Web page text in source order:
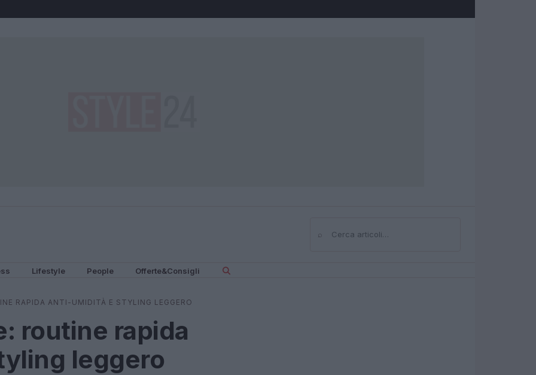
⌕Cerca
Lifestyle People Offerte&Consigli
RAPIDA ANTI-UMIDITÀ E STYLING LEGGERO
routine rapida
leggero